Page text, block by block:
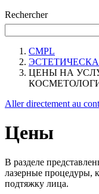
Rechercher
CMPL
ЦЕНЫ НА
Aller directement au
Цены
В разделе
лазерные процедуры,
подтяжку лица.